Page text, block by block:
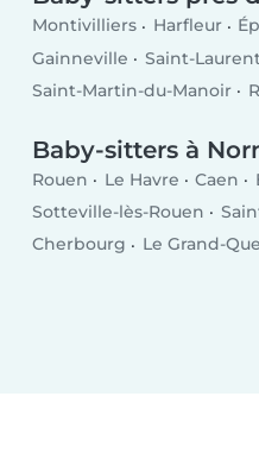
Montivilliers Harfleur
Gainneville
Saint-
Saint-Martin-du-Manoir
Baby-sitters à
Rouen Le Havre Caen
Sotteville-lès-Rouen
Cherbourg
Le Grand-